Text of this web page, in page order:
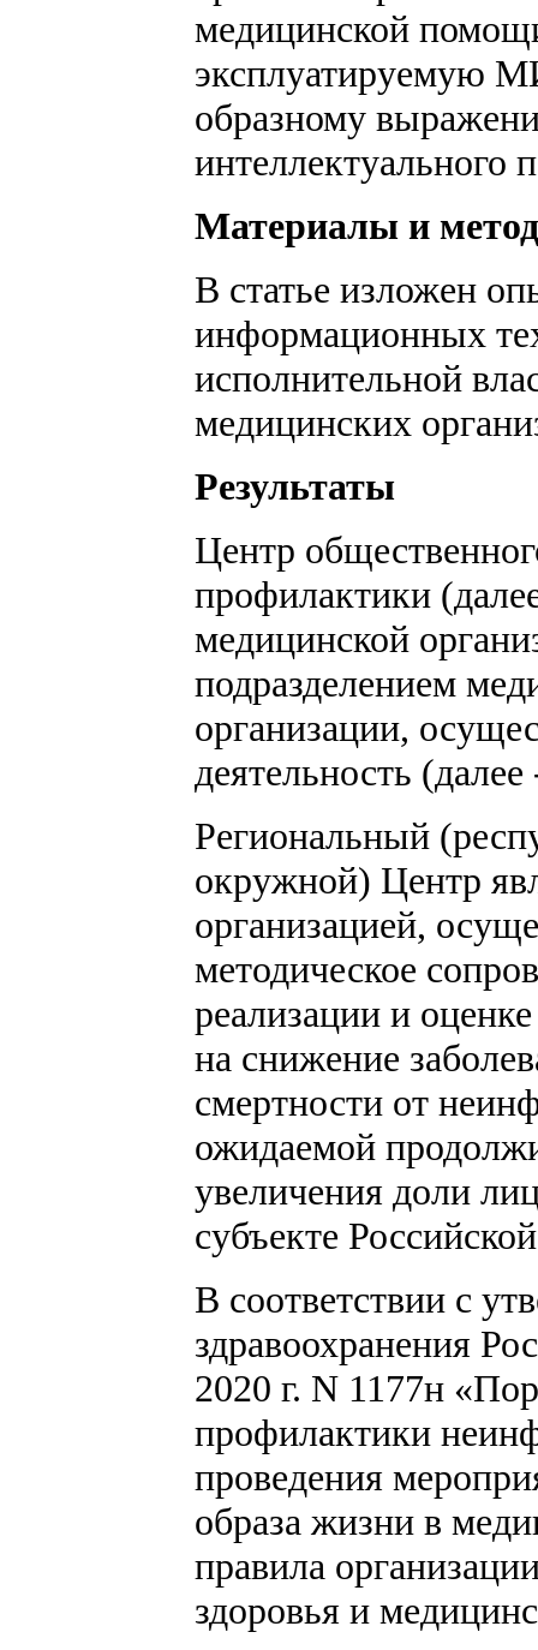
медицинской
эксплуатируемую
образному
интеллектуального
Материалы и
В статье изложен
информационных
исполнительной
медицинских
Результаты
Центр
профилактики
медицинской
подразделением
организации,
деятельность
Региональный
окружной) Центр
организацией,
методическое
реализации и
на снижение
смертности от
ожидаемой
увеличения доли
субъекте
В соответствии с
здравоохранения
2020 г. N 1177н
профилактики
проведения
образа жизни в
правила
здоровья и